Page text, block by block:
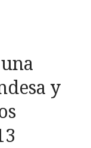
y